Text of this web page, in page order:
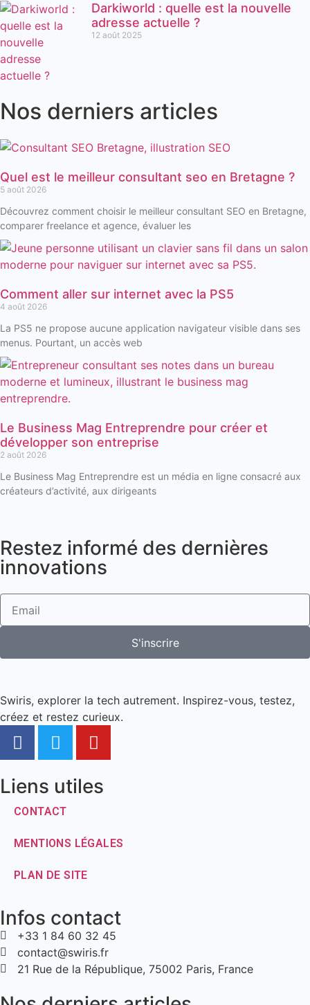
Darkiworld : quelle est la nouvelle
adresse actuelle ?
12 août 2025
Nos derniers articles
Quel est le meilleur consultant seo en Bretagne ?
5 août 2026
Découvrez comment choisir le meilleur consultant SEO en Bretagne,
comparer freelance et agence, évaluer les
Comment aller sur internet avec la PS5
4 août 2026
La PS5 ne propose aucune application navigateur visible dans ses
menus. Pourtant, un accès web
Le Business Mag Entreprendre pour créer et
développer son entreprise
2 août 2026
Le Business Mag Entreprendre est un média en ligne consacré aux
créateurs d’activité, aux dirigeants
Restez informé des dernières
innovations
S'inscrire
Swiris, explorer la tech autrement. Inspirez-vous, testez,
créez et restez curieux.
Liens utiles
CONTACT
MENTIONS LÉGALES
PLAN DE SITE
Infos contact
+33 1 84 60 32 45
contact@swiris.fr
21 Rue de la République, 75002 Paris, France